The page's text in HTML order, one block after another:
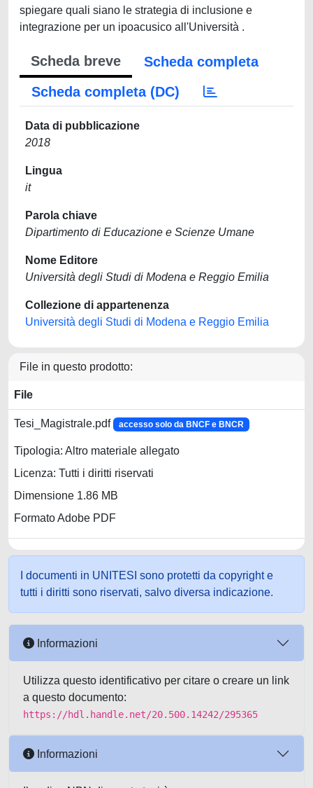
spiegare quali siano le strategia di inclusione e
integrazione per un ipoacusico all'Università .
Scheda breve
Scheda completa
Scheda completa (DC)
Data di pubblicazione
2018
Lingua
it
Parola chiave
Dipartimento di Educazione e Scienze Umane
Nome Editore
Università degli Studi di Modena e Reggio Emilia
Collezione di appartenenza
Università degli Studi di Modena e Reggio Emilia
File in questo prodotto:
File
Tesi_Magistrale.pdf accesso solo da BNCF e BNCR
Tipologia: Altro materiale allegato
Licenza: Tutti i diritti riservati
Dimensione 1.86 MB
Formato Adobe PDF
I documenti in UNITESI sono protetti da copyright e
tutti i diritti sono riservati, salvo diversa indicazione.
Informazioni
Utilizza questo identificativo per citare o creare un link
a questo documento:
https://hdl.handle.net/20.500.14242/295365
Informazioni